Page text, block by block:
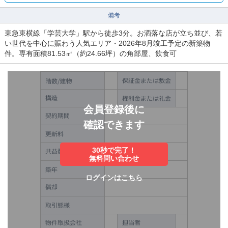
備考
東急東横線「学芸大学」駅から徒歩3分。お洒落な店が立ち並び、若
い世代を中心に賑わう人気エリア・2026年8月竣工予定の新築物
件。専有面積81.53㎡（約24.66坪）の角部屋、飲食可
会員登録後に
確認できます
30秒で完了！
無料問い合わせ
ログインはこちら